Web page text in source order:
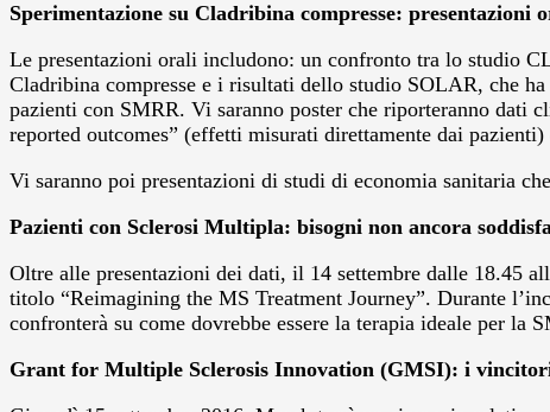
Sperimentazione su Cladribina compresse: presentazioni
Le presentazioni orali includono: un confronto tra lo studio
Cladribina compresse e i risultati dello studio SOLAR, che
pazienti con SMRR. Vi saranno poster che riporteranno dati
reported outcomes” (effetti misurati direttamente dai
Vi saranno poi presentazioni di studi di economia sanitaria
Pazienti con Sclerosi Multipla: bisogni non ancora
Oltre alle presentazioni dei dati, il 14 settembre dalle 18.45
titolo “Reimagining the MS Treatment Journey”. Durante
confronterà su come dovrebbe essere la terapia ideale per
Grant for Multiple Sclerosis Innovation (GMSI): i